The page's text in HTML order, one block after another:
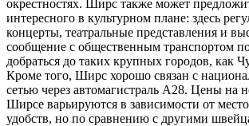
окрестностях. Ширс также может
интересного в культурном плане: здесь
концерты, театральные представления и
сообщение с общественным транспортом
добраться до таких крупных городов, как
Кроме того, Ширс хорошо связан с
сетью через автомагистраль A28. Цены на
Ширсе варьируются в зависимости от
удобств, но по сравнению с другими